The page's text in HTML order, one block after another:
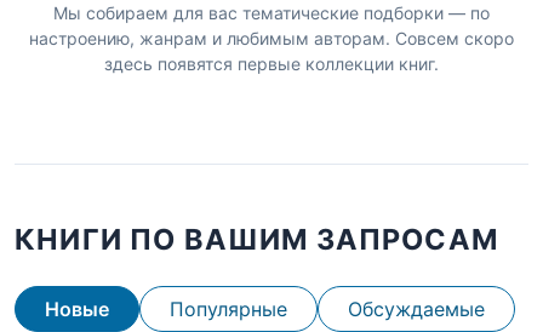
Мы собираем для вас тематические подборки — по
настроению, жанрам и любимым авторам. Совсем скоро
здесь появятся первые коллекции книг.
КНИГИ ПО ВАШИМ ЗАПРОСАМ
Новые Популярные Обсуждаемые